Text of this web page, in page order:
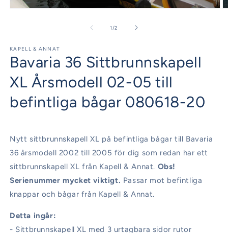
1/av
2
KAPELL & ANNAT
Bavaria 36 Sittbrunnskapell
XL Årsmodell 02-05 till
befintliga bågar 080618-20
Nytt sittbrunnskapell XL på befintliga bågar till Bavaria
36 årsmodell 2002 till 2005 för dig som redan har ett
sittbrunnskapell XL från Kapell & Annat. Obs!
Serienummer mycket viktigt. Passar mot befintliga
knappar och bågar från Kapell & Annat.
Detta ingår:
- Sittbrunnskapell XL med 3 urtagbara sidor rutor